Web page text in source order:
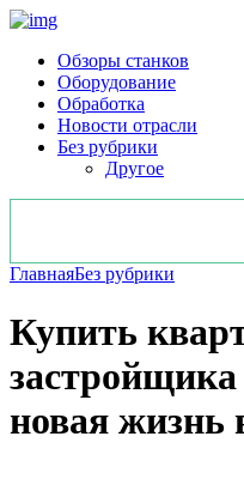
Обзоры станков
Оборудование
Обработка
Новости отрасли
Без рубрики
Другое
ГлавнаяБез рубрики
Купить
новая жизнь